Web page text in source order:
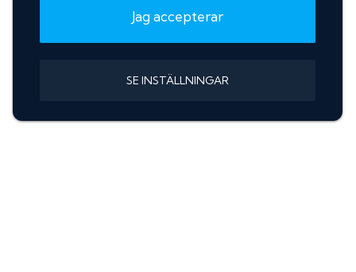
Jag accepterar
SE INSTÄLLNINGAR